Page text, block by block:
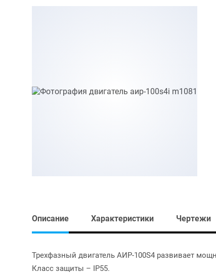
Описание Характеристики Чертежи
Трехфазный двигатель АИР-100S4 развивает
Класс защиты – IP55.